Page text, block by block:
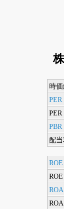
時
PER
PBR
配当
ROE
ROA